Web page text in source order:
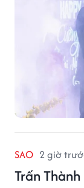
SAO 2 giờ
Trấn